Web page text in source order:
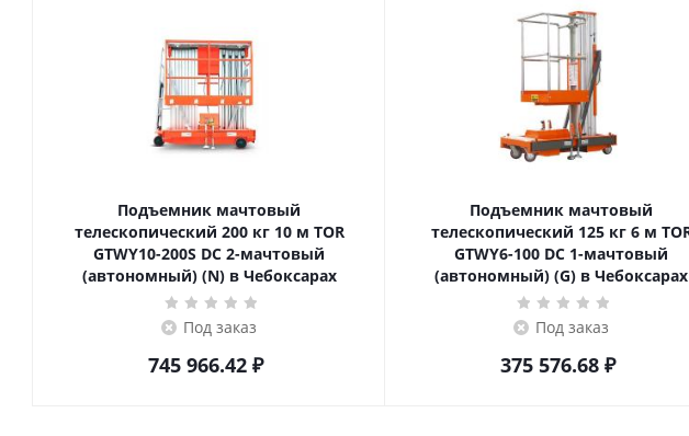
Подъемник мачтовый
телескопический 200 кг 10 м TOR
GTWY10-200S DC 2-мачтовый
(автономный) (N) в Чебоксарах
Под заказ
745 966.42₽
Подъемник мачтовый
телескопический 125 кг 6 м TOR
GTWY6-100 DC 1-мачтовый
(автономный) (G) в Чебоксарах
Под заказ
375 576.68₽